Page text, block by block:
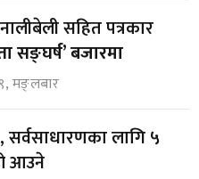
सहित पत्रकार
सङ्घर्ष’ बजारमा
मङ्लबार
लागि ५
आउने